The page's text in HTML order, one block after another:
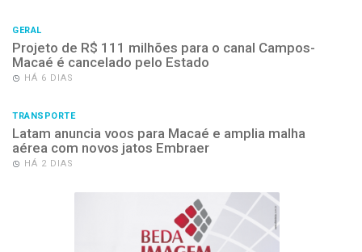
GERAL
Projeto de R$ 111 milhões para o canal Campos-
Macaé é cancelado pelo Estado
HÁ 6 DIAS
TRANSPORTE
Latam anuncia voos para Macaé e amplia malha
aérea com novos jatos Embraer
HÁ 2 DIAS